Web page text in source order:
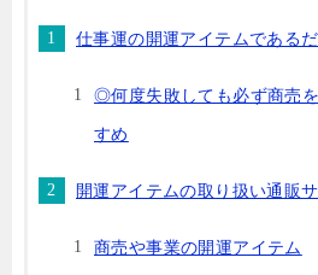
仕事運の開運アイテムである
◎何度失敗しても必ず商売
すめ
開運アイテムの取り扱い通販
商売や事業の開運アイテム